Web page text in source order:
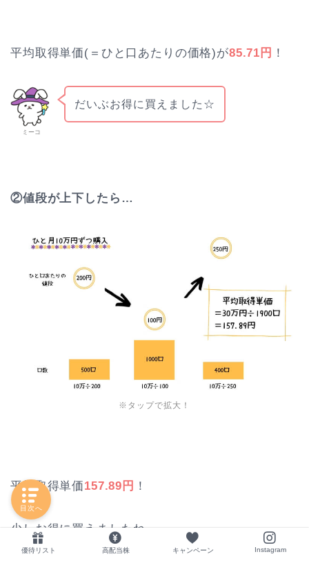
平均取得単価(＝ひと口あたりの価格)が85.71円 ！
ミーコ
だいぶお得に買えました☆
②値段が上下したら…
※タップで拡大！
平均取得単価157.89円 ！
少しお得に買えましたね。
優待リスト 高配当株 キャンペーン Instagram
目次へ